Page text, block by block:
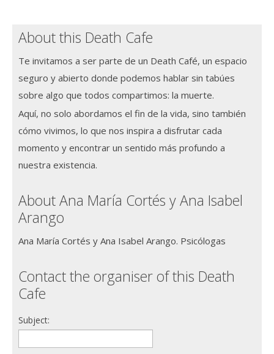
About this Death Cafe
Te invitamos a ser parte de un Death Café, un espacio
seguro y abierto donde podemos hablar sin tabúes
sobre algo que todos compartimos: la muerte.
Aquí, no solo abordamos el fin de la vida, sino también
cómo vivimos, lo que nos inspira a disfrutar cada
momento y encontrar un sentido más profundo a
nuestra existencia.
About Ana María Cortés y Ana Isabel
Arango
Ana María Cortés y Ana Isabel Arango. Psicólogas
Contact the organiser of this Death
Cafe
Subject: